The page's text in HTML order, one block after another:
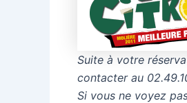
Suite à votre
contacter au
Si vous ne voyez